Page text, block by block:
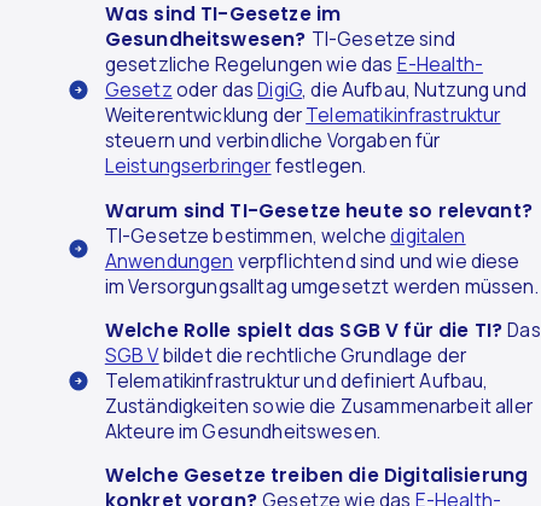
Was sind TI-Gesetze im
Gesundheitswesen? TI-Gesetze sind
gesetzliche Regelungen wie das E-Health-
Gesetzoder dasDigiG, die Aufbau, Nutzung und
Weiterentwicklung derTelematikinfrastruktur
steuern und verbindliche Vorgaben für
Leistungserbringerfestlegen.
Warum sind TI-Gesetze heute so relevant?
TI-Gesetze bestimmen, welchedigitalen
Anwendungen verpflichtend sind und wie diese
im Versorgungsalltag umgesetzt werden müssen.
Welche Rolle spielt das SGB V für die TI?Das
SGB Vbildet die rechtliche Grundlage der
Telematikinfrastruktur und definiert Aufbau,
Zuständigkeiten sowie die Zusammenarbeit aller
Akteure im Gesundheitswesen.
Welche Gesetze treiben die Digitalisierung